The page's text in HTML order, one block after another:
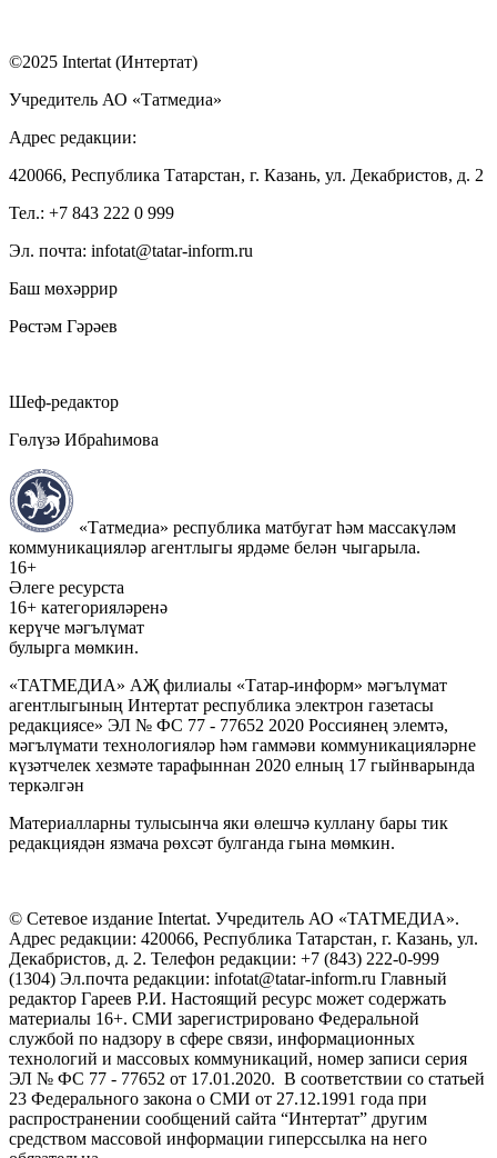
©2025 Intertat (Интертат)
Учредитель АО «Татмедиа»
Адрес редакции:
420066, Республика Татарстан, г. Казань, ул. Декабристов, д. 2
Тел.: +7 843 222 0 999
Эл. почта: infotat@tatar-inform.ru
Баш мөхәррир
Рөстәм Гәрәев
Шеф-редактор
Гөлүзә Ибраһимова
«Татмедиа» республика матбугат һәм массакүләм
коммуникацияләр агентлыгы ярдәме белән чыгарыла.
16+
Әлеге ресурста
16+ категорияләренә
керүче мәгълүмат
булырга мөмкин.
«ТАТМЕДИА» АҖ филиалы «Татар-информ» мәгълүмат
агентлыгының Интертат республика электрон газетасы
редакциясе» ЭЛ № ФС 77 - 77652 2020 Россиянең элемтә,
мәгълүмати технологияләр һәм гаммәви коммуникацияләрне
күзәтчелек хезмәте тарафыннан 2020 елның 17 гыйнварында
теркәлгән
Материалларны тулысынча яки өлешчә куллану бары тик
редакциядән язмача рөхсәт булганда гына мөмкин.
© Сетевое издание Intertat. Учредитель АО «ТАТМЕДИА».
Адрес редакции: 420066, Республика Татарстан, г. Казань, ул.
Декабристов, д. 2. Телефон редакции: +7 (843) 222-0-999
(1304) Эл.почта редакции: infotat@tatar-inform.ru Главный
редактор Гареев Р.И. Настоящий ресурс может содержать
материалы 16+. СМИ зарегистрировано Федеральной
службой по надзору в сфере связи, информационных
технологий и массовых коммуникаций, номер записи серия
ЭЛ № ФС 77 - 77652 от 17.01.2020. В соответствии со статьей
23 Федерального закона о СМИ от 27.12.1991 года при
распространении сообщений сайта “Интертат” другим
средством массовой информации гиперссылка на него